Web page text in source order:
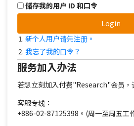
储存我的用户 ID 和口令
Login
新个人用户请先注册。
我忘了我的口令？
服务加入办法
若想立刻加入付费"Research"会员，
客服专线：
+886-02-87125398。(周一至周五工